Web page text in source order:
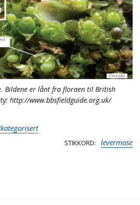
Bildene er lånt fra floraen til British
http://www.bbsfieldguide.org.uk/
STIKKORD levermose